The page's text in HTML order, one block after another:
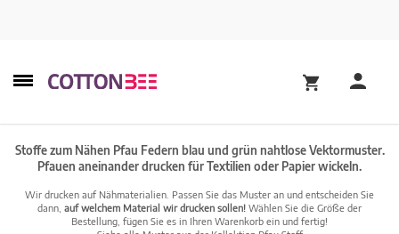
Stoffe zum Nähen Pfau Federn blau und grün nahtlose Vektormuster.
Pfauen aneinander drucken für Textilien oder Papier wickeln.
Wir drucken auf Nähmaterialien. Passen Sie das Muster an und entscheiden Sie
dann, auf welchem Material wir drucken sollen! Wählen Sie die Größe der
Bestellung, fügen Sie es in Ihren Warenkorb ein und fertig!